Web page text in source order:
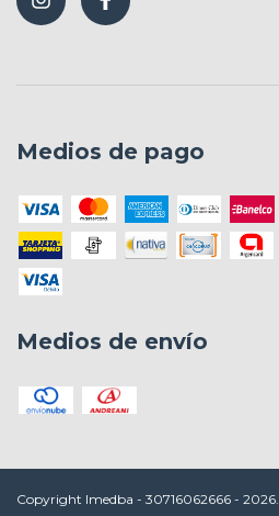
Medios de pago
Medios de envío
Copyright Imedba - 30716062666 - 2026.